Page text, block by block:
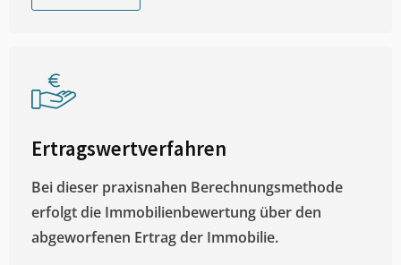
Ertragswertverfahren
Bei dieser praxisnahen Berechnungsmethode
erfolgt die Immobilienbewertung über den
abgeworfenen Ertrag der Immobilie.